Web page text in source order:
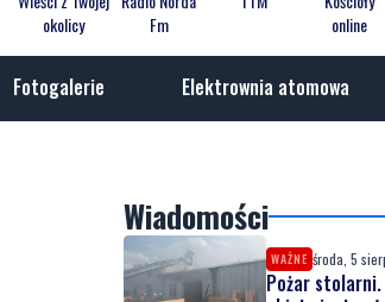
okolicy
Fm
online
Fotogalerie Elektrownia atomowa